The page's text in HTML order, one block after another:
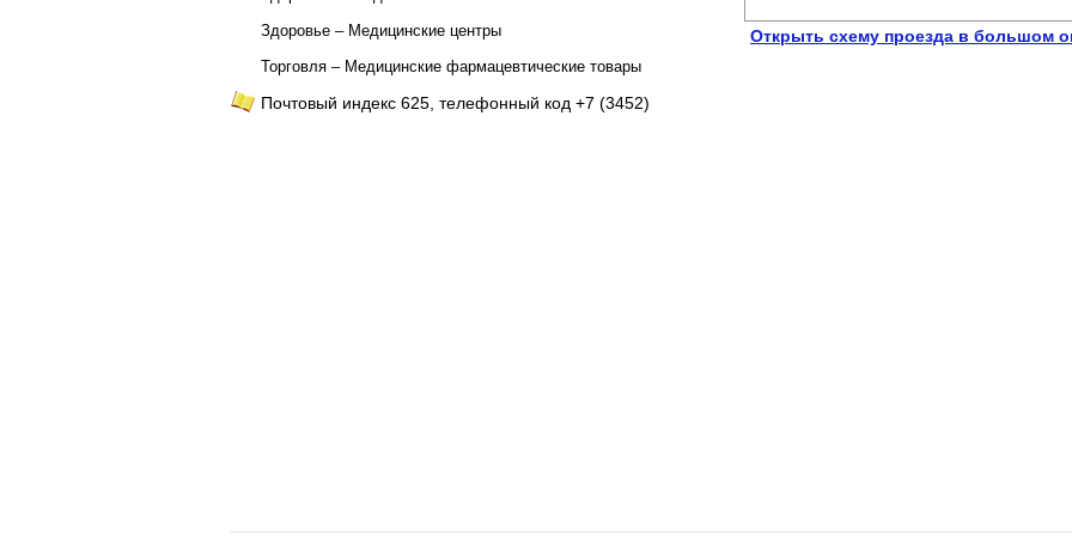
Здоровье – Медицинские центры
Торговля – Медицинские фармацевтические товары
Почтовый индекс 625, телефонный код +7 (3452)
Открыть схему проезда в большом